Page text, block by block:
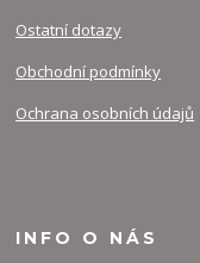
Ostatní dotazy
Obchodní podmínky
Ochrana osobních údajů
INFO O NÁS